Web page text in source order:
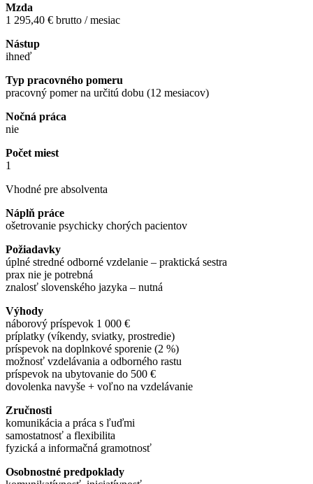
Mzda
1 295,40 € brutto / mesiac
Nástup
ihneď
Typ pracovného pomeru
pracovný pomer na určitú dobu (12 mesiacov)
Nočná práca
nie
Počet miest
1
Vhodné pre absolventa
Náplň práce
ošetrovanie psychicky chorých pacientov
Požiadavky
úplné stredné odborné vzdelanie – praktická sestra
prax nie je potrebná
znalosť slovenského jazyka – nutná
Výhody
náborový príspevok 1 000 €
príplatky (víkendy, sviatky, prostredie)
príspevok na doplnkové sporenie (2 %)
možnosť vzdelávania a odborného rastu
príspevok na ubytovanie do 500 €
dovolenka navyše + voľno na vzdelávanie
Zručnosti
komunikácia a práca s ľuďmi
samostatnosť a flexibilita
fyzická a informačná gramotnosť
Osobnostné predpoklady